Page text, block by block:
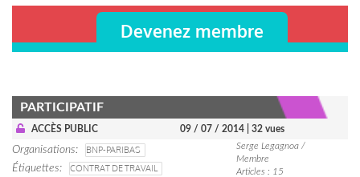
Devenez membre
PARTICIPATIF
ACCÈS PUBLIC 09 / 07 / 2014 | 32 vues
Organisations
BNP-PARIBAS
Étiquettes
CONTRAT DE TRAVAIL
Serge Legagnoa /
Membre
Articles : 15